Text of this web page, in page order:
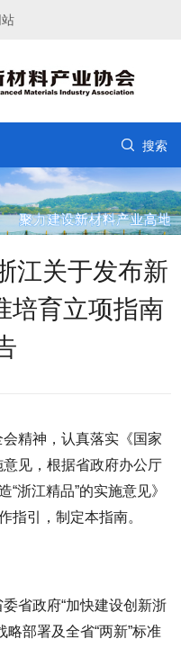
 搜索
江关于发布新
培育立项指南
精神，认真落实《国家
见，根据省政府办公厅
“浙江精品”的实施意见》
指引，制定本指南。
省政府“加快建设创新浙
部署及全省“两新”标准